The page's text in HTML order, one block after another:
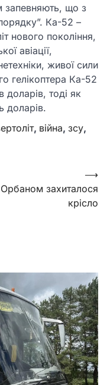
запевняють, що з
Ка-52 –
нового покоління,
авіації,
живої сили
гелікоптера Ка-52
доларів, тоді як
доларів.
, війна, зсу,
захиталося
крісло
⟶